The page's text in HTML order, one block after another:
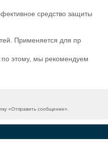
средство защиты
Применяется для пр
этому, мы рекомендуем
«Отправить сообщение».